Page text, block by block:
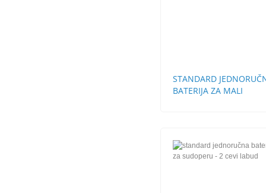
STANDARD
BATERIJA ZA MALI